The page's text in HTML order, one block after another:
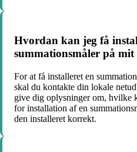
Hvordan kan jeg få
summationsmåler på mit
For at få installeret en
skal du kontakte din lokale
give dig oplysninger om, hvilke
for installation af en
den installeret korrekt.